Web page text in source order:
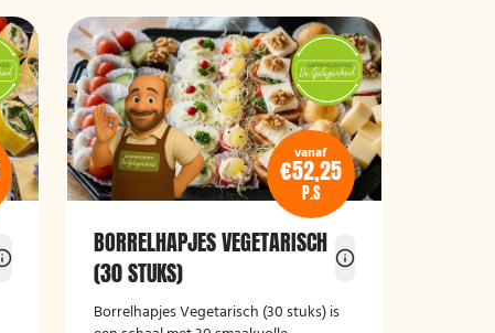
vanaf
€52,25
P.S
BORRELHAPJES VEGETARISCH
(30 STUKS)
Borrelhapjes Vegetarisch (30 stuks)is